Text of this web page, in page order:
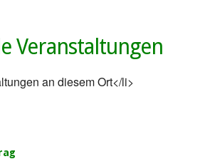
Veranstaltungen
an diesem Ort</li>